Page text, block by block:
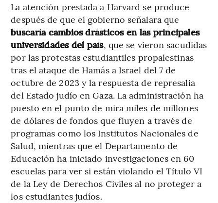
La atención prestada a Harvard se produce
después de que el gobierno señalara que
buscaría cambios drásticos en las principales
universidades del país, que se vieron sacudidas
por las protestas estudiantiles propalestinas
tras el ataque de Hamás a Israel del 7 de
octubre de 2023 y la respuesta de represalia
del Estado judío en Gaza. La administración ha
puesto en el punto de mira miles de millones
de dólares de fondos que fluyen a través de
programas como los Institutos Nacionales de
Salud, mientras que el Departamento de
Educación ha iniciado investigaciones en 60
escuelas para ver si están violando el Título VI
de la Ley de Derechos Civiles al no proteger a
los estudiantes judíos.